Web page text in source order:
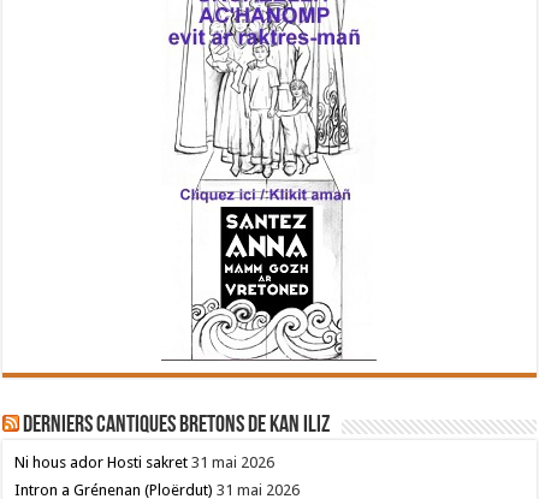
Derniers cantiques bretons de Kan Iliz
Ni hous ador Hosti sakret 31 mai 2026
Intron a Grénenan (Ploërdut) 31 mai 2026